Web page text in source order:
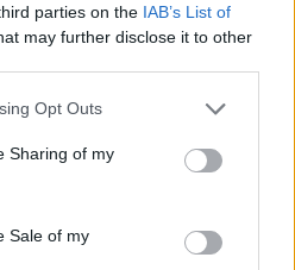
parties on the IAB’s List of
may further disclose it to other
Opt Outs
Sharing of my
Sale of my
НА ТРАМП ЗАВРИШИЈА
СУД - 25 држави
тужба